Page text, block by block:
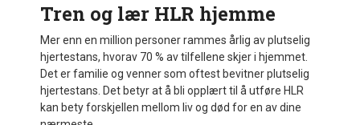
Tren og lær HLR hjemme
Mer enn en million personer rammes årlig av plutselig
hjertestans, hvorav 70 % av tilfellene skjer i hjemmet.
Det er familie og venner som oftest bevitner plutselig
hjertestans. Det betyr at å bli opplært til å utføre HLR
kan bety forskjellen mellom liv og død for en av dine